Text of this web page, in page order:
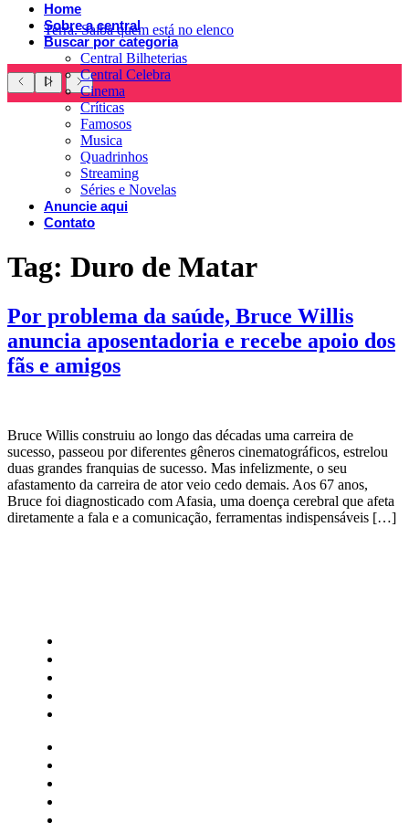
Terra. Saiba quem está no elenco
Home
Sobre a central
Buscar por categoria
Central Bilheterias
Central Celebra
Cinema
Críticas
Famosos
Musica
Quadrinhos
Streaming
Séries e Novelas
Anuncie aqui
Contato
Tag: Duro de Matar
Por problema da saúde, Bruce Willis
anuncia aposentadoria e recebe apoio dos
fãs e amigos
Bruce Willis construiu ao longo das décadas uma carreira de
sucesso, passeou por diferentes gêneros cinematográficos, estrelou
duas grandes franquias de sucesso. Mas infelizmente, o seu
afastamento da carreira de ator veio cedo demais. Aos 67 anos,
Bruce foi diagnosticado com Afasia, uma doença cerebral que afeta
diretamente a fala e a comunicação, ferramentas indispensáveis […]